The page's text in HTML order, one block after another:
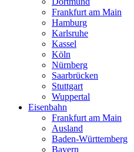
Frankfurt am Main
Hamburg
Karlsruhe
Kassel
Köln
Nürnberg
Saarbrücken
Stuttgart
Wuppertal
Eisenbahn
Frankfurt am Main
Ausland
Baden-Württemberg
Bayern